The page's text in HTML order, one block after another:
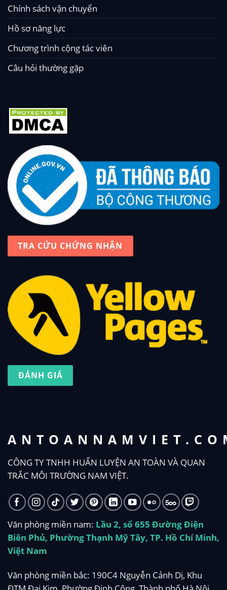
CÔNG TY TNHH HUẤN LUYỆN AN TOÀN VÀ QUAN
TRẮC MÔI TRƯỜNG NAM VIỆT.
Văn phòng miền nam: Lầu 2, số 655 Đường Điện
Biên Phủ, Phường Thạnh Mỹ Tây, TP. Hồ Chí Minh,
Việt Nam
Văn phòng miền bắc: 190C4 Nguyễn Cảnh Dị, Khu
Chính sách vận chuyển
Hồ sơ năng lực
Chương trình cộng tác viên
Câu hỏi thường gặp
TRA CỨU CHỨNG NHẬN
ĐÁNH GIÁ